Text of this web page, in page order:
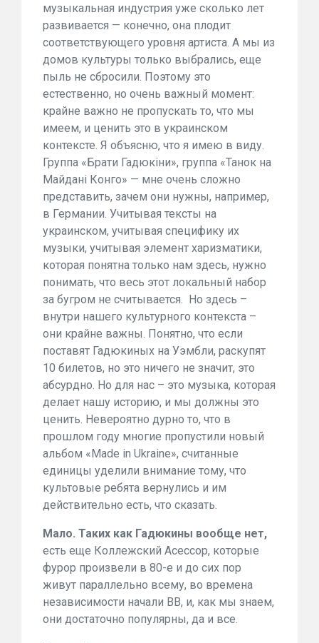
музыкальная индустрия уже сколько лет
развивается — конечно, она плодит
соответствующего уровня артиста. А мы из
домов культуры только выбрались, еще
пыль не сбросили. Поэтому это
естественно, но очень важный момент:
крайне важно не пропускать то, что мы
имеем, и ценить это в украинском
контексте. Я объясню, что я имею в виду.
Группа «Брати Гадюкіни», группа «Танок на
Майдані Конго» — мне очень сложно
представить, зачем они нужны, например,
в Германии. Учитывая тексты на
украинском, учитывая специфику их
музыки, учитывая элемент харизматики,
которая понятна только нам здесь, нужно
понимать, что весь этот локальный набор
за бугром не считывается. Но здесь –
внутри нашего культурного контекста –
они крайне важны. Понятно, что если
поставят Гадюкиных на Уэмбли, раскупят
10 билетов, но это ничего не значит, это
абсурдно. Но для нас – это музыка, которая
делает нашу историю, и мы должны это
ценить. Невероятно дурно то, что в
прошлом году многие пропустили новый
альбом «Made in Ukraine», считанные
единицы уделили внимание тому, что
культовые ребята вернулись и им
действительно есть, что сказать.
Мало. Таких как Гадюкины вообще нет,
есть еще Коллежский Асессор, которые
фурор произвели в 80-е и до сих пор
живут параллельно всему, во времена
независимости начали ВВ, и, как мы знаем,
они достаточно популярны, да и все.